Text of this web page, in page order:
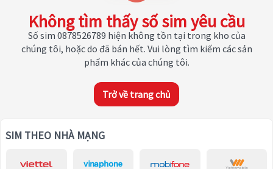
Không tìm thấy số sim yêu cầu
Số sim 0878526789 hiện không tồn tại trong kho của
chúng tôi, hoặc do đã bán hết. Vui lòng tìm kiếm các sản
phẩm khác của chúng tôi.
Trở về trang chủ
SIM THEO NHÀ MẠNG